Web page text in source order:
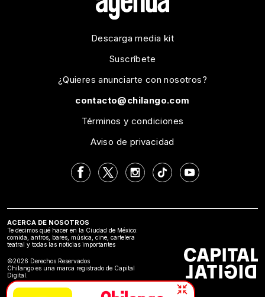
Descarga media kit
Suscríbete
¿Quieres anunciarte con nosotros?
contacto@chilango.com
Términos y condiciones
Aviso de privacidad
ACERCA DE NOSOTROS
Te decimos qué hacer en la Ciudad de México:
comida, antros, bares, música, cine, cartelera
teatral y todas las noticias importantes
©2026 Derechos Reservados
Chilango es una marca registrado de Capital
Digital.